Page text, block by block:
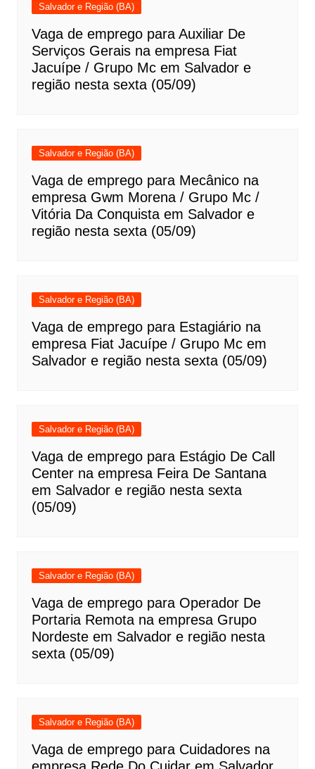
Salvador e Região (BA)
Vaga de emprego para Auxiliar De
Serviços Gerais na empresa Fiat
Jacuípe / Grupo Mc em Salvador e
região nesta sexta (05/09)
Salvador e Região (BA)
Vaga de emprego para Mecânico na
empresa Gwm Morena / Grupo Mc /
Vitória Da Conquista em Salvador e
região nesta sexta (05/09)
Salvador e Região (BA)
Vaga de emprego para Estagiário na
empresa Fiat Jacuípe / Grupo Mc em
Salvador e região nesta sexta (05/09)
Salvador e Região (BA)
Vaga de emprego para Estágio De Call
Center na empresa Feira De Santana
em Salvador e região nesta sexta
(05/09)
Salvador e Região (BA)
Vaga de emprego para Operador De
Portaria Remota na empresa Grupo
Nordeste em Salvador e região nesta
sexta (05/09)
Salvador e Região (BA)
Vaga de emprego para Cuidadores na